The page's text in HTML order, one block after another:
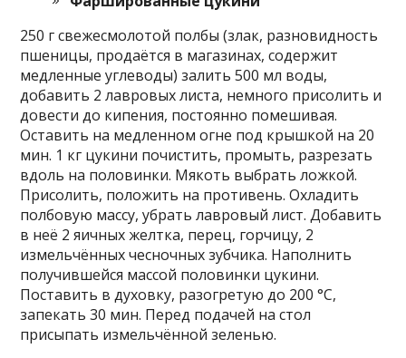
250 г свежесмолотой полбы (злак, разновидность
пшеницы, продаётся в магазинах, содержит
медленные углеводы) залить 500 мл воды,
добавить 2 лавровых листа, немного присолить и
довести до кипения, постоянно помешивая.
Оставить на медленном огне под крышкой на 20
мин. 1 кг цукини почистить, промыть, разрезать
вдоль на половинки. Мякоть выбрать ложкой.
Присолить, положить на противень. Охладить
полбовую массу, убрать лавровый лист. Добавить
в неё 2 яичных желтка, перец, горчицу, 2
измельчённых чесночных зубчика. Наполнить
получившейся массой половинки цукини.
Поставить в духовку, разогретую до 200 °С,
запекать 30 мин. Перед подачей на стол
присыпать измельчённой зеленью.